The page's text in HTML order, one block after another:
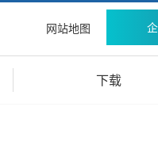
网站地图
下载